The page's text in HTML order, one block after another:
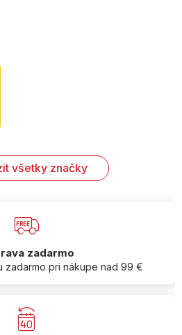
všetky značky
zadarmo
zadarmo pri nákupe nad 99 €